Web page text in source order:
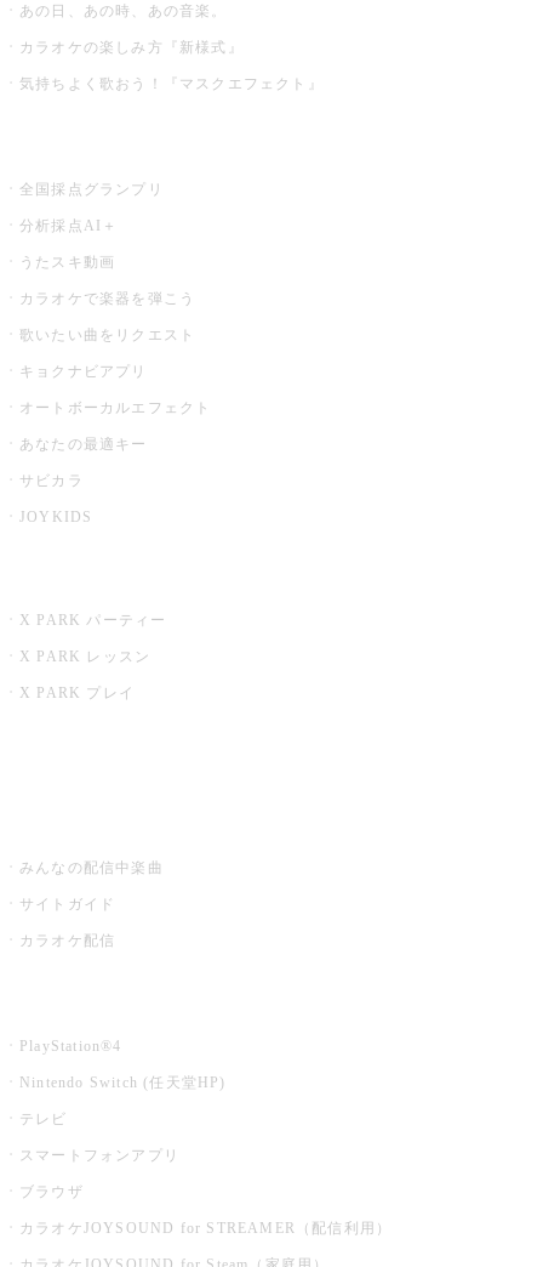
あの日、あの時、あの音楽。
カラオケの楽しみ方『新様式』
気持ちよく歌おう！『マスクエフェクト』
全国採点グランプリ
分析採点AI＋
うたスキ動画
カラオケで楽器を弾こう
歌いたい曲をリクエスト
キョクナビアプリ
オートボーカルエフェクト
あなたの最適キー
サビカラ
JOYKIDS
X PARK パーティー
X PARK レッスン
X PARK プレイ
みんなの配信中楽曲
サイトガイド
カラオケ配信
PlayStation®4
Nintendo Switch (任天堂HP)
テレビ
スマートフォンアプリ
ブラウザ
カラオケJOYSOUND for STREAMER（配信利用）